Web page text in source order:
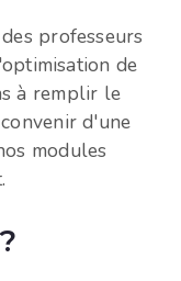
professeurs
de
à remplir le
d'une
modules